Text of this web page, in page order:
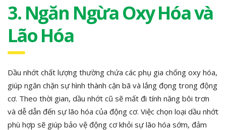
3. Ngăn Ngừa Oxy Hóa và
Lão Hóa
Dầu nhớt chất lượng thường chứa các phụ gia chống oxy hóa,
giúp ngăn chặn sự hình thành cặn bã và lắng đọng trong động
cơ. Theo thời gian, dầu nhớt cũ sẽ mất đi tính năng bôi trơn
và dễ dẫn đến sự lão hóa của động cơ. Việc chọn loại dầu nhớt
phù hợp sẽ giúp bảo vệ động cơ khỏi sự lão hóa sớm, đảm